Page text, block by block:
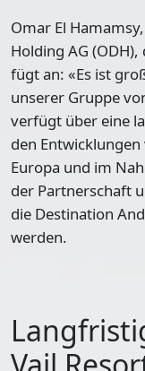
Omar El
Holding AG
fügt an: «Es ist
unserer Gruppe
verfügt über eine
den
Europa und im
der Partnerschaft
die Destination
werden.